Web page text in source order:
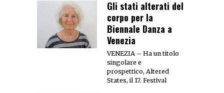
Gli stati alterati del
corpo per la
Biennale Danza a
Venezia
VENEZIA – Ha un titolo
singolare e
prospettico, Altered
States, il 17. Festival